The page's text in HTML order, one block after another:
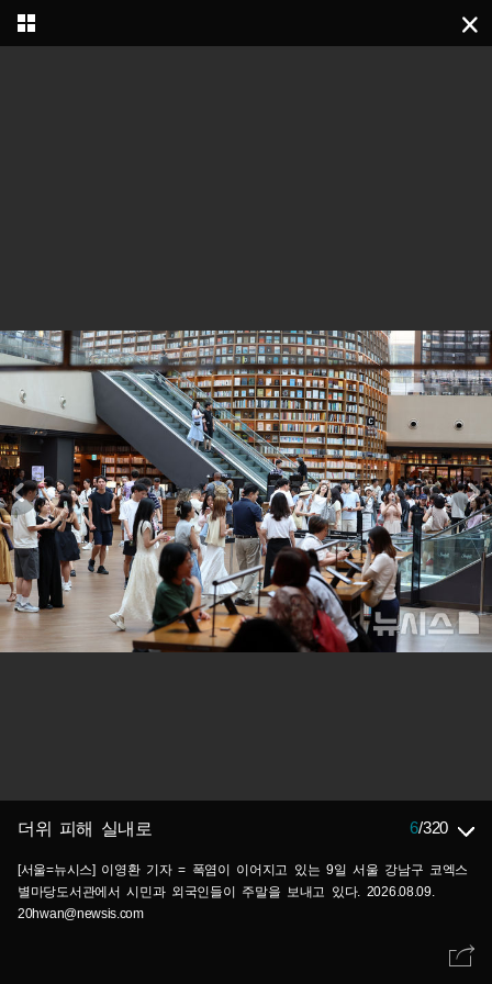
더위 피해 실내로 6/320
[서울=뉴시스] 이영환 기자 = 폭염이 이어지고 있는 9일 서울 강남구 코엑스
별마당도서관에서 시민과 외국인들이 주말을 보내고 있다. 2026.08.09.
20hwan@newsis.com